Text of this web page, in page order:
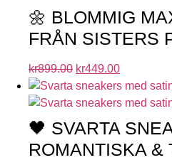
🌼 BLOMMIG
FRÅN SISTERS
kr899.00 kr449.00
🖤 SVARTA
ROMANTISKA &